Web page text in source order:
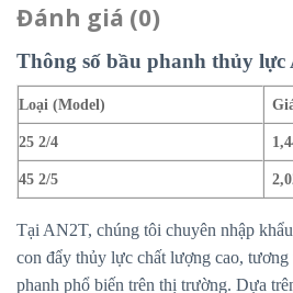
Đánh giá (0)
Thông số bầu phanh thủy lực
Loại (Model)
25 2/4
45 2/5
Tại AN2T, chúng tôi chuyên nhập
con đẩy thủy lực chất lượng cao,
phanh phổ biến trên thị trường. Dựa